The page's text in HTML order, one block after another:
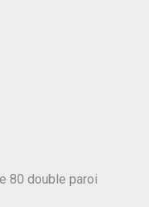
80 double paroi